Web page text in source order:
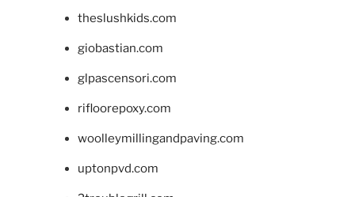
theslushkids.com
giobastian.com
glpascensori.com
rifloorepoxy.com
woolleymillingandpaving.com
uptonpvd.com